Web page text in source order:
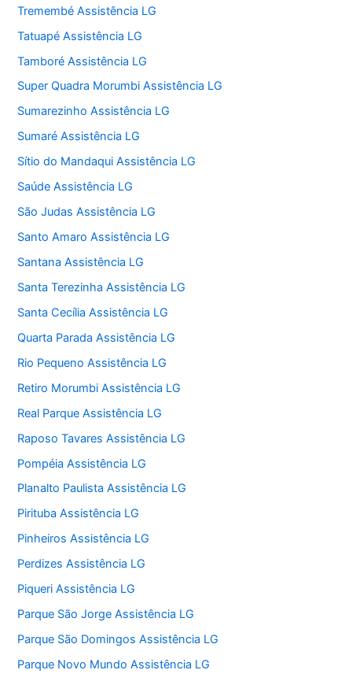
Tremembé Assistência LG
Tatuapé Assistência LG
Tamboré Assistência LG
Super Quadra Morumbi Assistência LG
Sumarezinho Assistência LG
Sumaré Assistência LG
Sítio do Mandaqui Assistência LG
Saúde Assistência LG
São Judas Assistência LG
Santo Amaro Assistência LG
Santana Assistência LG
Santa Terezinha Assistência LG
Santa Cecília Assistência LG
Quarta Parada Assistência LG
Rio Pequeno Assistência LG
Retiro Morumbi Assistência LG
Real Parque Assistência LG
Raposo Tavares Assistência LG
Pompéia Assistência LG
Planalto Paulista Assistência LG
Pirituba Assistência LG
Pinheiros Assistência LG
Perdizes Assistência LG
Piqueri Assistência LG
Parque São Jorge Assistência LG
Parque São Domingos Assistência LG
Parque Novo Mundo Assistência LG